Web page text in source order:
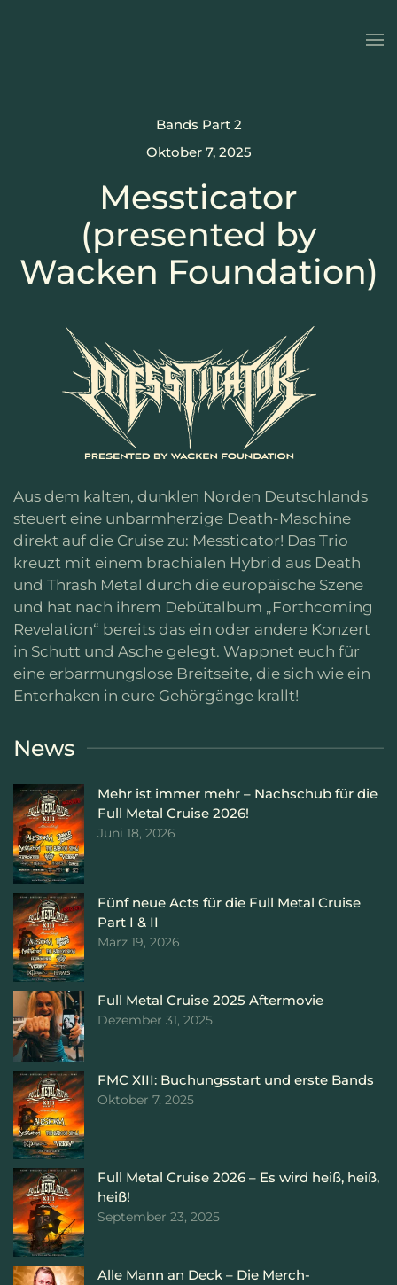
Bands Part 2
Oktober 7, 2025
Messticator
(presented by
Wacken Foundation)
Aus dem kalten, dunklen Norden Deutschlands
steuert eine unbarmherzige Death-Maschine
direkt auf die Cruise zu: Messticator! Das Trio
kreuzt mit einem brachialen Hybrid aus Death
und Thrash Metal durch die europäische Szene
und hat nach ihrem Debütalbum „Forthcoming
Revelation“ bereits das ein oder andere Konzert
in Schutt und Asche gelegt. Wappnet euch für
eine erbarmungslose Breitseite, die sich wie ein
Enterhaken in eure Gehörgänge krallt!
News
Mehr ist immer mehr – Nachschub für die
Full Metal Cruise 2026!
Juni 18, 2026
Fünf neue Acts für die Full Metal Cruise
Part I & II
März 19, 2026
Full Metal Cruise 2025 Aftermovie
Dezember 31, 2025
FMC XIII: Buchungsstart und erste Bands
Oktober 7, 2025
Full Metal Cruise 2026 – Es wird heiß, heiß,
heiß!
September 23, 2025
Alle Mann an Deck – Die Merch-